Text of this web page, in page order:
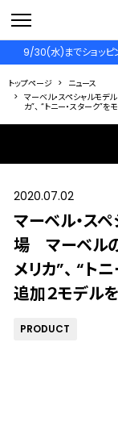
9/30(水)までショッピ
トップページ
ニュース
マーベル・スペシャルモデ
カ”、 “トニー・スターク”
2020.07.02
マーベル・ス
場 マーベルの
メリカ”、 “ト
追加２モデル
PRODUCT